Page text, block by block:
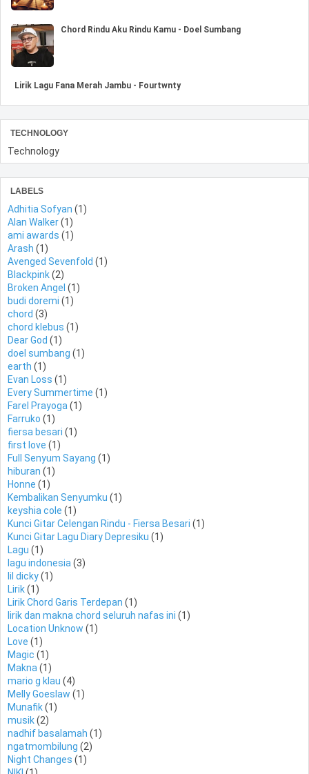
Chord Rindu Aku Rindu Kamu - Doel Sumbang
Lirik Lagu Fana Merah Jambu - Fourtwnty
TECHNOLOGY
Technology
LABELS
Adhitia Sofyan (1)
Alan Walker(1)
ami awards (1)
Arash (1)
Avenged Sevenfold (1)
Blackpink(2)
Broken Angel (1)
budi doremi (1)
chord (3)
chord klebus (1)
Dear God (1)
doel sumbang (1)
earth (1)
Evan Loss (1)
Every Summertime (1)
Farel Prayoga (1)
Farruko (1)
fiersa besari (1)
first love (1)
Full Senyum Sayang (1)
hiburan (1)
Honne (1)
Kembalikan Senyumku (1)
keyshia cole (1)
Kunci Gitar Celengan Rindu - Fiersa Besari (1)
Kunci Gitar Lagu Diary Depresiku (1)
Lagu (1)
lagu indonesia (3)
lil dicky(1)
Lirik(1)
Lirik Chord Garis Terdepan (1)
lirik dan makna chord seluruh nafas ini (1)
Location Unknow (1)
Love (1)
Magic (1)
Makna (1)
mario g klau (4)
Melly Goeslaw (1)
Munafik(1)
musik(2)
nadhif basalamah (1)
ngatmombilung (2)
Night Changes (1)